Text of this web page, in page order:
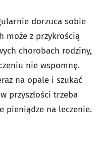
dorzuca sobie
może z przykrością
chorobach rodziny,
nie wspomnę.
na opale i szukać
przyszłości trzeba
pieniądze na leczenie.